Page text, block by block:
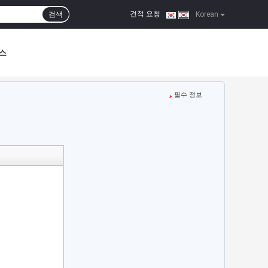
Korean
견적 요청 |
검색
필수 정보